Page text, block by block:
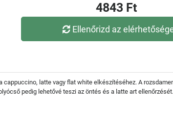
4843 Ft
Ellenőrizd az
cappuccino, latte vagy flat white elkészítéséhez. A
pedig lehetővé teszi az öntés és a latte art